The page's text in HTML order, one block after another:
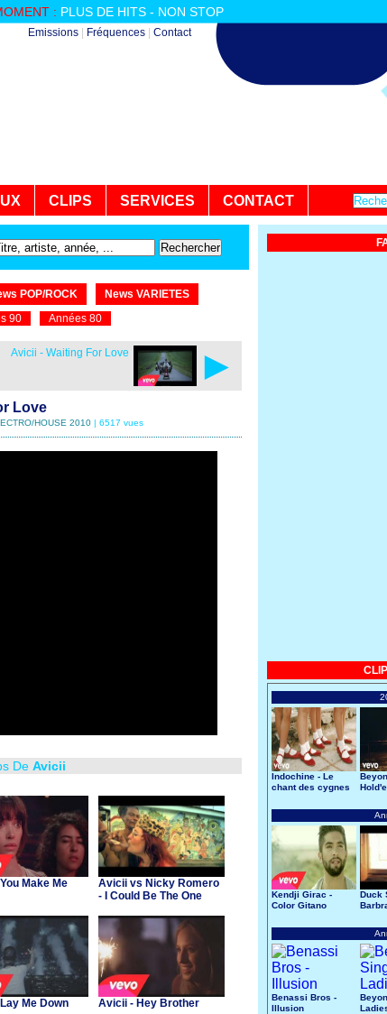
: PLUS DE HITS - NON STOP
Emissions Fréquences Contact
CLIPS SERVICES CONTACT
POP/ROCK
News VARIETES
90 Années 80
►
Avicii - Waiting For Love
Love
HOUSE 2010 | 6517 vues
De Avicii
Make Me
Avicii vs Nicky Romero
- I Could Be The One
Me Down Avicii - Hey Brother
Indochine - Le
chant des cygnes
Kendji Girac -
Color Gitano
Duck
Benassi Bros -
Illusion